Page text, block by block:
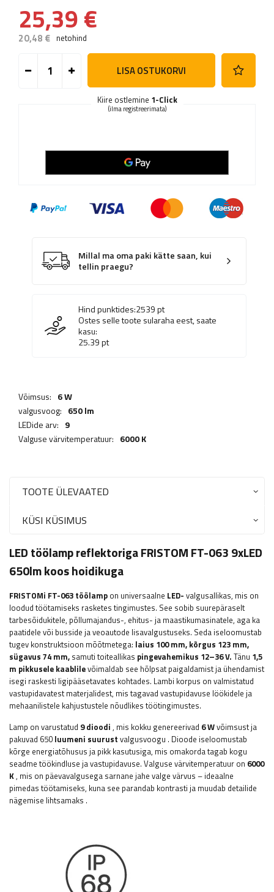
25,39 €
20,48 € netohind
LISA OSTUKORVI
Kiire ostlemine 1-Click
(ilma registreerimata)
Millal ma oma paki kätte saan, kui
tellin praegu?
Hind punktides:2539pt
Ostes selle toote sularaha eest, saate
kasu:
25.39pt
Võimsus: 6 W
valgusvoog: 650 lm
LEDide arv: 9
Valguse värvitemperatuur: 6000 K
TOOTE ÜLEVAATED
KÜSI KÜSIMUS
LED töölamp reflektoriga FRISTOM FT-063 9xLED
650lm koos hoidikuga
FRISTOMi FT-063 töölamp on universaalne LED- valgusallikas, mis on
loodud töötamiseks rasketes tingimustes. See sobib suurepäraselt
tarbesõidukitele, põllumajandus-, ehitus- ja maastikumasinatele, aga ka
paatidele või busside ja veoautode lisavalgustuseks. Seda iseloomustab
tugev konstruktsioon mõõtmetega: laius 100 mm, kõrgus 123 mm,
sügavus 74 mm, samuti toiteallikas pingevahemikus 12–36 V. Tänu 1,5
m pikkusele kaablilevõimaldab see hõlpsat paigaldamist ja ühendamist
isegi raskesti ligipääsetavates kohtades. Lambi korpus on valmistatud
vastupidavatest materjalidest, mis tagavad vastupidavuse löökidele ja
mehaanilistele kahjustustele nõudlikes töötingimustes.
Lamp on varustatud 9 dioodi , mis kokku genereerivad 6Wvõimsustja
pakuvad 650 luumeni suurust valgusvoogu . Dioode iseloomustab
kõrge energiatõhusus ja pikk kasutusiga, mis omakorda tagab kogu
seadme töökindluse ja vastupidavuse. Valguse värvitemperatuur on 6000
K, mis on päevavalgusega sarnane jahe valge värvus – ideaalne
pimedas töötamiseks, kuna see parandab kontrasti ja muudab detailide
nägemise lihtsamaks .